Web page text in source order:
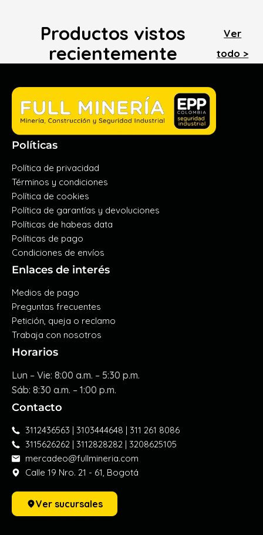
Productos vistos
recientemente
Ver
todo >
Políticas
Política de privacidad
Términos y condiciones
Política de cookies
Política de garantías y devoluciones
Políticas de habeas data
Políticas de pago
Condiciones de envíos
Enlaces de interés
Medios de pago
Preguntas frecuentes
Petición, queja o reclamo
Trabaja con nosotros
Horarios
Lun – Vie: 8:00 a.m. – 5:30 p.m.
Sáb: 8:30 a.m. – 1:00 p.m.
Contacto
3112436563 | 3103444648 | 311 261 8086
3115626262 | 3112828282 | 3208625105
mercadeo@fullmineria.com
Calle 19 Nro. 21 - 61, Bogotá
Ver sucursales